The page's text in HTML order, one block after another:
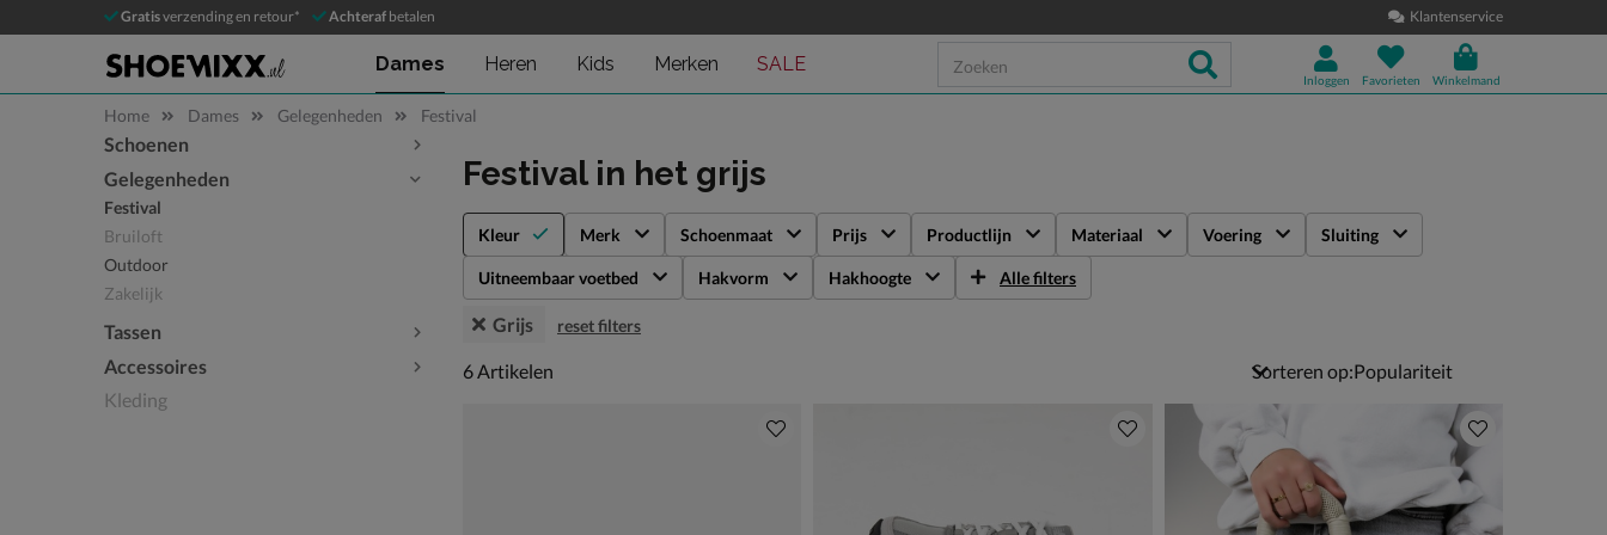
Gratisverzending en retour* Achteraf betalen Klantenservice
Dames Heren Kids Merken SALE
Inloggen Favorieten Winkelmand
Home Dames Gelegenheden Festival
Sla categorieën over
Schoenen
Gelegenheden
Festival
Bruiloft
Outdoor
Zakelijk
Tassen
Accessoires
Kleding
Festival in het grijs
Kleur Merk Schoenmaat Prijs Productlijn Materiaal Voering Sluiting
Uitneembaar voetbed Hakvorm Hakhoogte Alle filters
Grijs reset filters
6 artikelen
6Artikelen Sorteren op: